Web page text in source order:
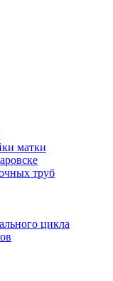
матки
труб
цикла